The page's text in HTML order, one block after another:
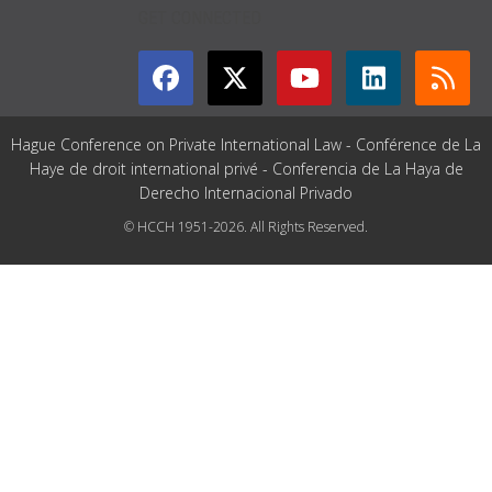
Hague Conference on Private International Law - Conférence de La
Haye de droit international privé - Conferencia de La Haya de
Derecho Internacional Privado
© HCCH 1951-2026. All Rights Reserved.